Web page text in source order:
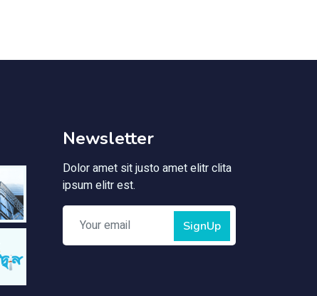
Newsletter
Dolor amet sit justo amet elitr clita
ipsum elitr est.
SignUp